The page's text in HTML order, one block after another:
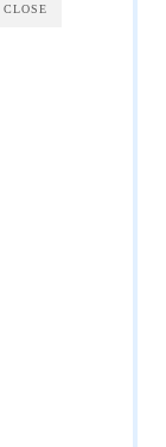
CLOSE